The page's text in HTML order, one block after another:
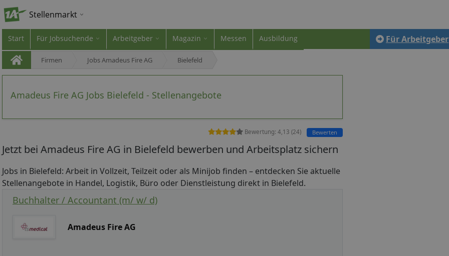
Stellenmarkt
Start Für Jobsuchende Arbeitgeber Magazin Messen Ausbildung Für Arbeitgeber
Firmen Jobs Amadeus Fire AG Bielefeld
Amadeus Fire AG Jobs Bielefeld - Stellenangebote
Bewertung: 4,13 (24) Bewerten
Jetzt bei Amadeus Fire AG in Bielefeld bewerben und Arbeitsplatz sichern
Jobs in Bielefeld: Arbeit in Vollzeit, Teilzeit oder als Minijob finden – entdecken Sie aktuelle
Stellenangebote in Handel, Logistik, Büro oder Dienstleistung direkt in Bielefeld.
Buchhalter / Accountant (m/ w/ d)
Amadeus Fire AG